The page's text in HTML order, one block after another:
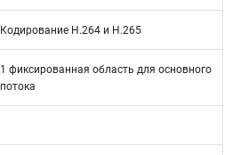
Кодирование H.264 и H.265
1 фиксированная область для основного
потока